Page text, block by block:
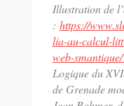
Illustration de
: https://
lia-au-calcul-
web-
Logique du
de Grenade